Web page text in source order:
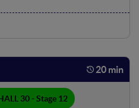
20 min
30 - Stage 12